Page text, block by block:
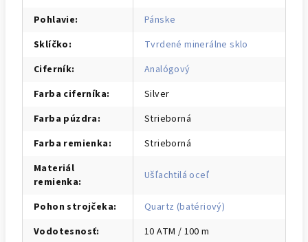
Pohlavie:
Pánske
Sklíčko:
Tvrdené minerálne sklo
Ciferník:
Analógový
Farba ciferníka:
Silver
Farba púzdra:
Strieborná
Farba remienka:
Strieborná
Materiál
remienka: Ušľachtilá oceľ
Pohon strojčeka:
Quartz (batériový)
Vodotesnosť: 10 ATM / 100 m